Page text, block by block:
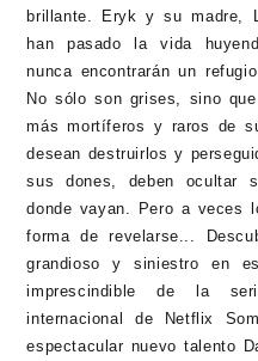
brillante.
Eryk y su madre,
han pasado la vida
nunca encontrarán un
No sólo son grises, sino
más mortíferos y raros de
desean destruirlos y
sus dones, deben ocultar
donde vayan. Pero a veces
forma de revelarse...
grandioso y siniestro en
imprescindible de la
internacional de Netflix
espectacular nuevo talento